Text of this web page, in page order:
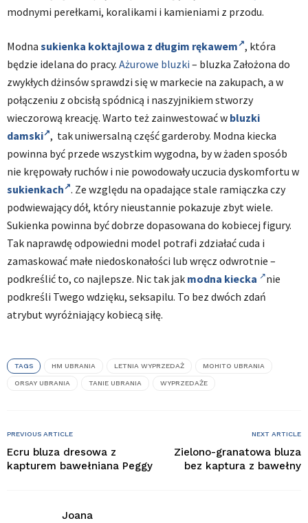
modnymi perełkami, koralikami i kamieniami z przodu.
Modna sukienka koktajlowa z długim rękawem , która
będzie idelana do pracy. Ażurowe bluzki – bluzka Założona do
zwykłych dżinsów sprawdzi się w markecie na zakupach, a w
połączeniu z obcisłą spódnicą i naszyjnikiem stworzy
wieczorową kreację. Warto też zainwestować w bluzki
damski , tak uniwersalną część garderoby. Modna kiecka
powinna być przede wszystkim wygodna, by w żaden sposób
nie krępowały ruchów i nie powodowały uczucia dyskomfortu w
sukienkach . Ze względu na opadające stale ramiączka czy
podwiewający dół, który nieustannie pokazuje zbyt wiele.
Sukienka powinna być dobrze dopasowana do kobiecej figury.
Tak naprawdę odpowiedni model potrafi zdziałać cuda i
zamaskować małe niedoskonałości lub wręcz odwrotnie –
podkreślić to, co najlepsze. Nic tak jak modna kiecka
nie
podkreśli Twego wdzięku, seksapilu. To bez dwóch zdań
atrybut wyróżniający kobiecą siłę.
TAGS HM UBRANIA LETNIA WYPRZEDAŻ MOHITO UBRANIA
ORSAY UBRANIA TANIE UBRANIA WYPRZEDAŻE
PREVIOUS ARTICLE
Ecru bluza dresowa z
kapturem bawełniana Peggy
NEXT ARTICLE
Zielono-granatowa bluza
bez kaptura z bawełny
Joana